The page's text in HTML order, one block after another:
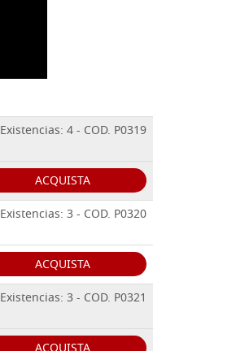
Existencias: 4 - COD. P0319
ACQUISTA
Existencias: 3 - COD. P0320
ACQUISTA
Existencias: 3 - COD. P0321